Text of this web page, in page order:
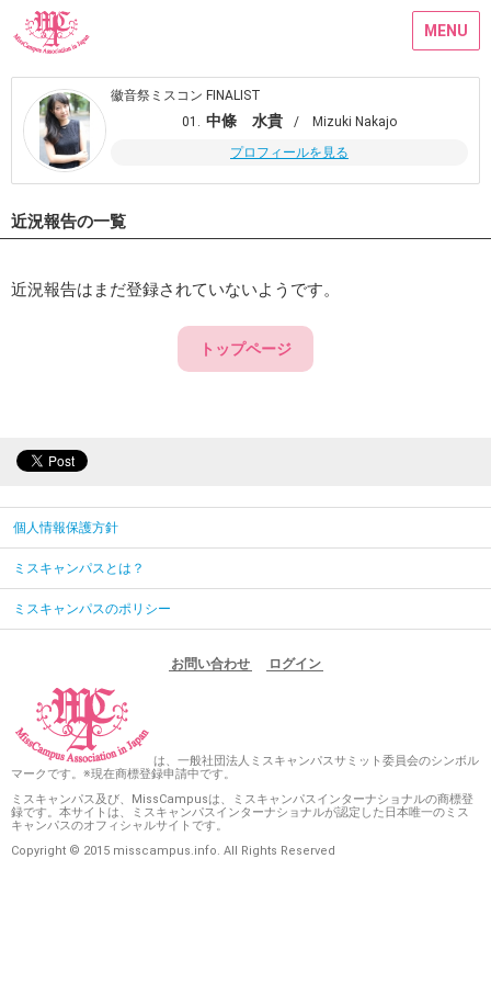
MENU
徽音祭ミスコン FINALIST
01. 中條 水貴
/ Mizuki Nakajo
プロフィールを見る
近況報告の一覧
近況報告はまだ登録されていないようです。
トップページ
個人情報保護方針
ミスキャンパスとは？
ミスキャンパスのポリシー
お問い合わせ ログイン
は、一般社団法人ミスキャンパスサミット委員会のシンボル
マークです。※現在商標登録申請中です。
ミスキャンパス及び、MissCampusは、ミスキャンパスインターナショナルの商標登
録です。本サイトは、ミスキャンパスインターナショナルが認定した日本唯一のミス
キャンパスのオフィシャルサイトです。
Copyright © 2015 misscampus.info. All Rights Reserved